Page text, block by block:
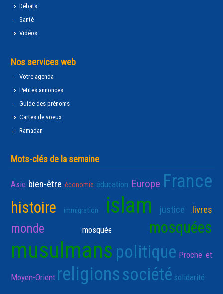
Débats
Santé
Vidéos
Nos services web
Votre agenda
Petites annonces
Guide des prénoms
Cartes de voeux
Ramadan
Mots-clés de la semaine
Asie bien-être économie éducation Europe France
histoire immigration islam justice livres
monde mosquée mosquées
musulmans politique Proche et
Moyen-Orient religionssociété solidarité